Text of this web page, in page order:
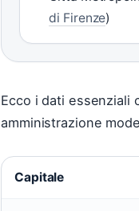
di Firenze)
Ecco i dati essenziali
amministrazione
Capitale